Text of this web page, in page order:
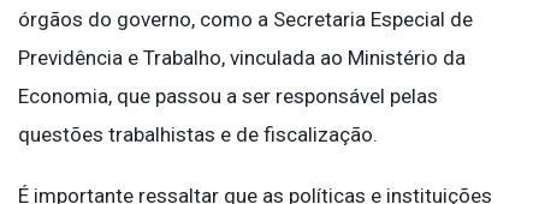
órgãos do governo, como a Secretaria Especial de
Previdência e Trabalho, vinculada ao Ministério da
Economia, que passou a ser responsável pelas
questões trabalhistas e de fiscalização.
É importante ressaltar que as políticas e instituições